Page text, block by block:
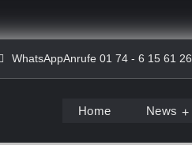
WhatsAppAnrufe 01 74 - 6 15 61 26
Home News